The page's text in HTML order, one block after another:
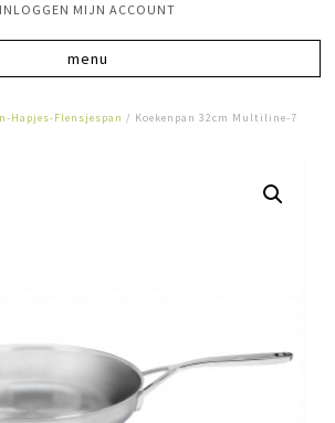
INLOGGEN MIJN ACCOUNT
Hapjes-Flensjespan / Koekenpan 32cm Multiline-7